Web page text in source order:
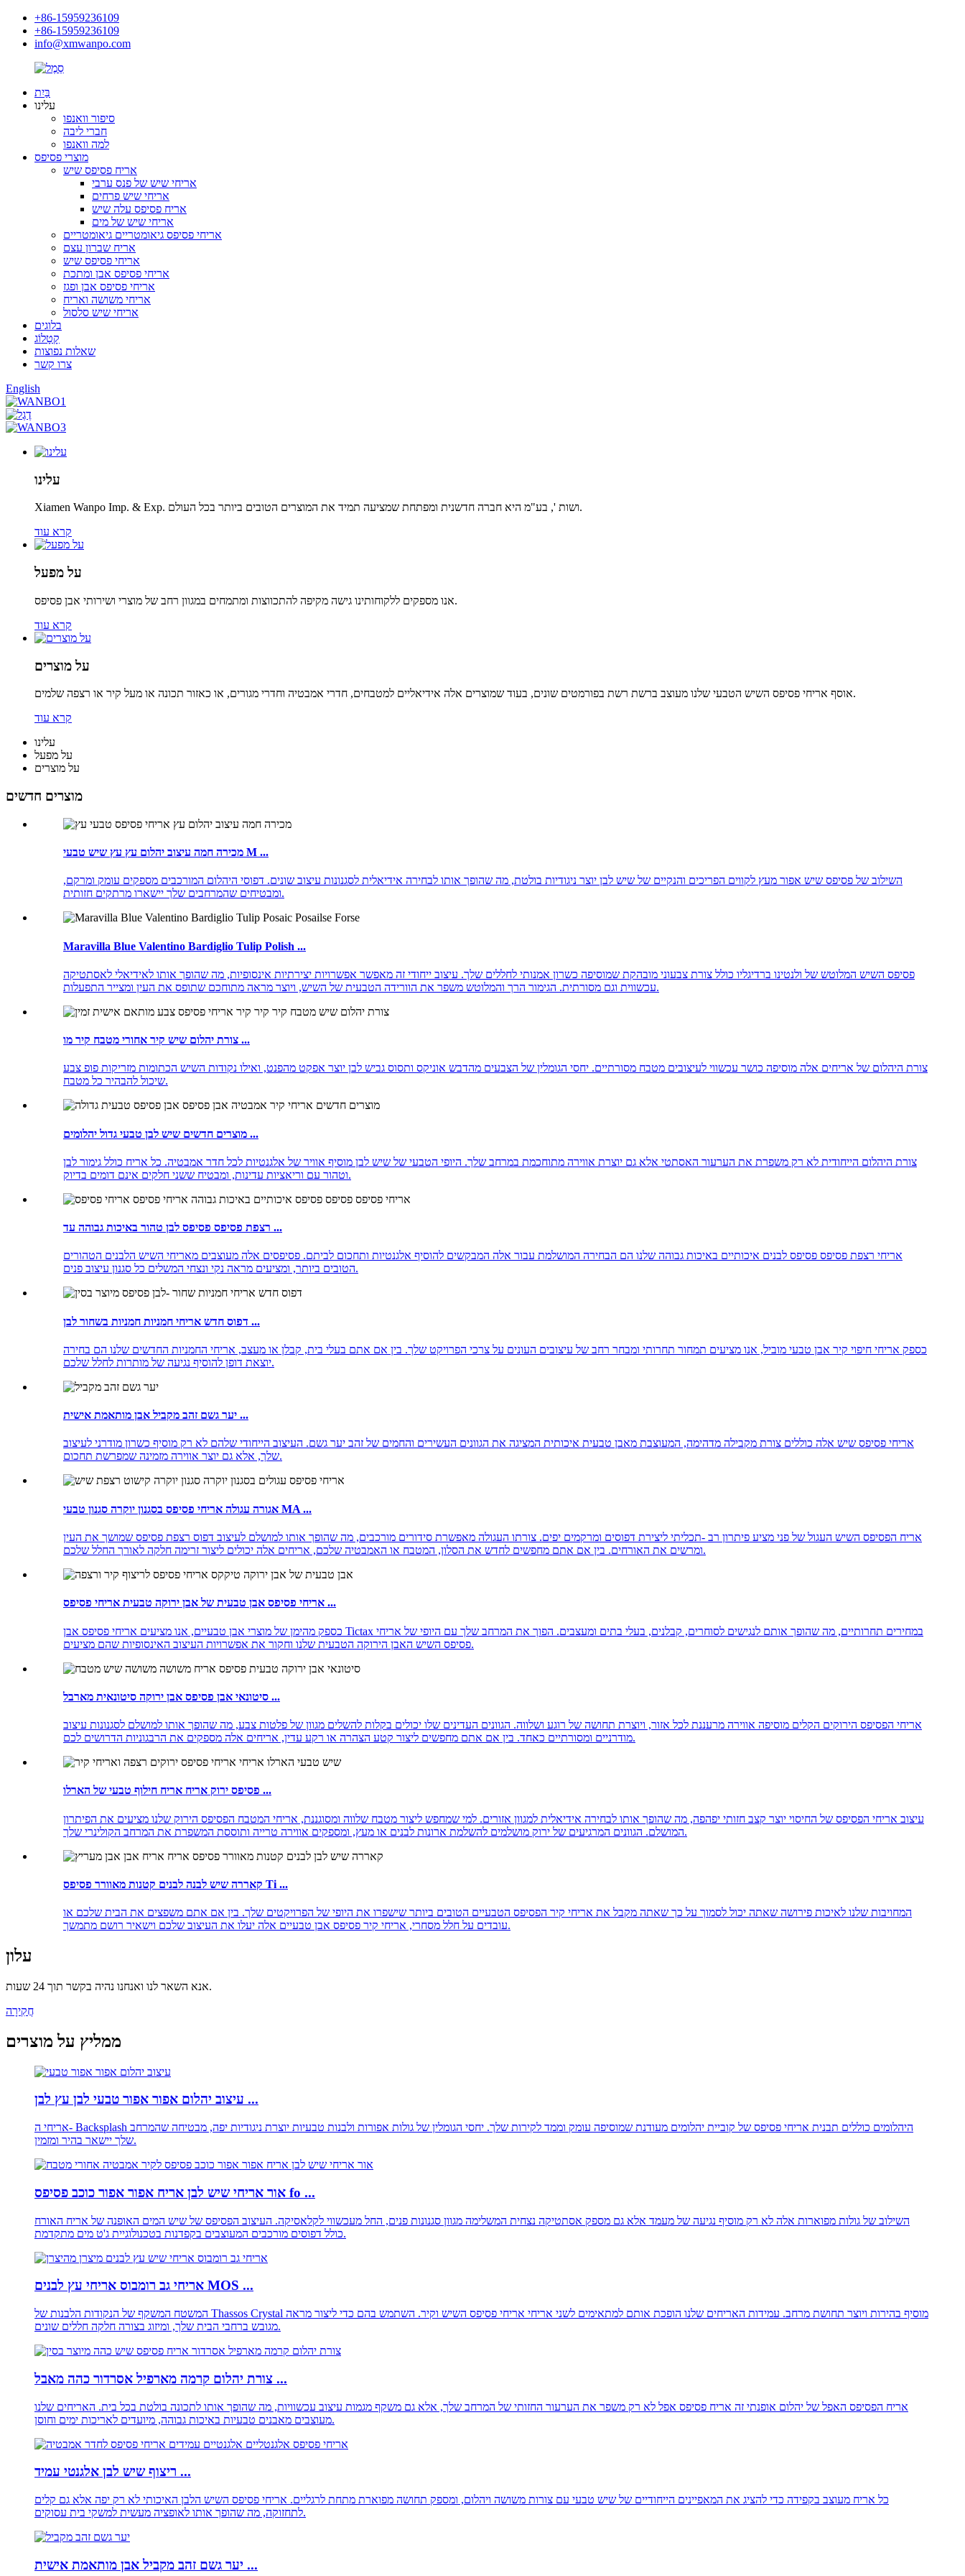
+86-15959236109
+86-15959236109
info@xmwanpo.com
בַּיִת
עלינו
סיפור וואנפו
חברי ליבה
למה וואנפו
מוצרי פסיפס
אריח פסיפס שיש
אריחי שיש של פנס ערבי
אריחי שיש פרחים
אריח פסיפס עלה שיש
אריחי שיש של מים
אריחי פסיפס גיאומטריים גיאומטריים
אריח שברון עצם
אריחי פסיפס שיש
אריחי פסיפס אבן ומתכת
אריחי פסיפס אבן ופגז
אריחי משושה ואריח
אריחי שיש סלסול
בלוגים
קָטָלוֹג
שאלות נפוצות
צרו קשר
English
עלינו
Xiamen Wanpo Imp. & Exp. ושות ', בע"מ היא חברה חדשנית ומפתחת שמציעה תמיד את המוצרים הטובים ביותר בכל העולם.
קרא עוד
על מפעל
אנו מספקים ללקוחותינו גישה מקיפה להתכווצות ומתמחים במגוון רחב של מוצרי ושירותי אבן פסיפס.
קרא עוד
על מוצרים
אוסף אריחי פסיפס השיש הטבעי שלנו מעוצב ברשת רשת בפורמטים שונים, בעוד שמוצרים אלה אידיאליים למטבחים, חדרי אמבטיה וחדרי מגורים, או כאזור תכונה או מעל קיר או רצפה שלמים.
קרא עוד
עלינו
על מפעל
על מוצרים
מוצרים חדשים
מכירה חמה עיצוב יהלום עץ עץ שיש טבעי M ...
השילוב של פסיפס שיש אפור מעץ לקווים הפריכים והנקיים של שיש לבן יוצר ניגודיות בולטת, מה שהופך אותו לבחירה אידיאלית לסגנונות עיצוב שונים. דפוסי היהלום המורכבים מספקים עומק ומרקם,
ומבטיחים שהמרחבים שלך יישארו מרתקים חזותית.
Maravilla Blue Valentino Bardiglio Tulip Polish ...
פסיפס השיש המלוטש של ולנטינו ברדיגליו כולל צורת צבעוני מובהקת שמוסיפה כשרון אמנותי לחללים שלך. עיצוב ייחודי זה מאפשר אפשרויות יצירתיות אינסופיות, מה שהופך אותו לאידיאלי לאסתטיקה
עכשווית וגם מסורתית. הגימור הרך והמלוטש משפר את הוורידה הטבעית של השיש, ויוצר מראה מתוחכם שתופס את העין ומצייר התפעלות.
צורת יהלום שיש קיר אחורי מטבח קיר מו ...
צורת היהלום של אריחים אלה מוסיפה כושר עכשווי לעיצובים מטבח מסורתיים. יחסי הגומלין של הצבעים מהדבש אוניקס ותסוס גביש לבן יוצר אפקט מהפנט, ואילו נקודות השיש הכתומות מזריקות פופ צבע
שיכול להבהיר כל מטבח.
מוצרים חדשים שיש לבן טבעי גדול יהלומים ...
צורת היהלום הייחודית לא רק משפרת את הערעור האסתטי אלא גם יוצרת אווירה מתוחכמת במרחב שלך. היופי הטבעי של שיש לבן מוסיף אוויר של אלגנטיות לכל חדר אמבטיה. כל אריח כולל גימור לבן
וטהור עם וריאציות עדינות, ומבטיח ששני חלקים אינם דומים בדיוק.
רצפת פסיפס פסיפס לבן טהור באיכות גבוהה עד ...
אריחי רצפת פסיפס פסיפס לבנים איכותיים באיכות גבוהה שלנו הם הבחירה המושלמת עבור אלה המבקשים להוסיף אלגנטיות ותחכום לביתם. פסיפסים אלה מעוצבים מאריחי השיש הלבנים הטהורים
הטובים ביותר, ומציעים מראה נקי ונצחי המשלים כל סגנון עיצוב פנים.
דפוס חדש אריחי חמניות חמניות בשחור לבן ...
כספק אריחי חיפוי קיר אבן טבעי מוביל, אנו מציעים תמחור תחרותי ומבחר רחב של עיצובים העונים על צרכי הפרויקט שלך. בין אם אתם בעלי בית, קבלן או מעצב, אריחי החמניות החדשים שלנו הם בחירה
יוצאת דופן להוסיף נגיעה של מותרות לחלל שלכם.
יער גשם זהב מקביל אבן מותאמת אישית ...
אריחי פסיפס שיש אלה כוללים צורת מקבילה מדהימה, המעוצבת מאבן טבעית איכותית המציגה את הגוונים העשירים והחמים של זהב יער גשם. העיצוב הייחודי שלהם לא רק מוסיף כשרון מודרני לעיצוב
שלך, אלא גם יוצר אווירה מזמינה שמפרשת תחכום.
אגורה עגולה אריחי פסיפס בסגנון יוקרה סגנון טבעי MA ...
אריח הפסיפס השיש העגול של פני מציע פיתרון רב -תכליתי ליצירת דפוסים ומרקמים יפים. צורתו העגולה מאפשרת סידורים מורכבים, מה שהופך אותו למושלם לעיצוב דפוס רצפת פסיפס שמושך את העין
ומרשים את האורחים. בין אם אתם מחפשים לחדש את הסלון, המטבח או האמבטיה שלכם, אריחים אלה יכולים ליצור זרימה חלקה לאורך החלל שלכם.
אריחי פסיפס אבן טבעית של אבן ירוקה טבעית אריחי פסיפס ...
כספק מהימן של מוצרי אבן טבעיים, אנו מציעים אריחי פסיפס אבן Tictax במחירים תחרותיים, מה שהופך אותם לנגישים לסוחרים, קבלנים, בעלי בתים ומעצבים. הפוך את המרחב שלך עם היופי של אריחי
פסיפס השיש האבן הירוקה הטבעית שלנו וחקור את אפשרויות העיצוב האינסופיות שהם מציעים.
סיטונאי אבן פסיפס אבן ירוקה סיטונאית מארבל ...
אריחי הפסיפס הירוקים הקלים מוסיפה אווירה מרעננת לכל אזור, ויוצרת תחושה של רוגע ושלווה. הגוונים העדינים שלו יכולים בקלות להשלים מגוון של פלטות צבע, מה שהופך אותו למושלם לסגנונות עיצוב
מודרניים ומסורתיים כאחד. בין אם אתם מחפשים ליצור קטע הצהרה או רקע עדין, אריחים אלה מספקים את הרבגוניות הדרושים לכם.
פסיפס ירוק אריח אריח חילוף טבעי של הארלו ...
עיצוב אריחי הפסיפס של החיסוי יוצר קצב חזותי יפהפה, מה שהופך אותו לבחירה אידיאלית למגוון אזורים. למי שמחפש ליצור מטבח שלווה ומסוגננת, אריחי המטבח הפסיפס הירוק שלנו מציעים את הפיתרון
המושלם. הגוונים המרגיעים של ירוק מושלמים להשלמת ארונות לבנים או מעץ, ומספקים אווירה טרייה ותוססת המשפרת את המרחב הקולינרי שלך.
קאררה שיש לבנה לבנים קטנות מאוורר פסיפס Ti ...
המחויבות שלנו לאיכות פירושה שאתה יכול לסמוך על כך שאתה מקבל את אריחי קיר הפסיפס הטבעיים הטובים ביותר שישפרו את היופי של הפרויקטים שלך. בין אם אתם משפצים את הבית שלכם או
עובדים על חלל מסחרי, אריחי קיר פסיפס אבן טבעיים אלה יעלו את העיצוב שלכם וישאיר רושם מתמשך.
עלון
אנא השאר לנו ואנחנו נהיה בקשר תוך 24 שעות.
חֲקִירָה
ממליץ על מוצרים
עיצוב יהלום אפור אפור טבעי לבן עץ לבן ...
אריחי ה- Backsplash היהלומים כוללים תבנית אריחי פסיפס של קוביית יהלומים מעודנת שמוסיפה עומק וממד לקירות שלך. יחסי הגומלין של גולות אפורות ולבנות טבעיות יוצרת ניגודיות יפה, מבטיחה שהמרחב
שלך יישאר בהיר ומזמין.
אור אריחי שיש לבן אריח אפור אפור כוכב פסיפס fo ...
השילוב של גולות מפוארות אלה לא רק מוסיף נגיעה של מעמד אלא גם מספק אסתטיקה נצחית המשלימה מגוון סגנונות פנים, החל מעכשווי לקלאסיקה. העיצוב הפסיפס של שיש המים האופנה של אריח האורח
כולל דפוסים מורכבים המעוצבים בקפדנות בטכנולוגיית ג'ט מים מתקדמת.
אריחי גב רומבוס אריחי עץ לבנים MOS ...
המשטח המשקף של הנקודות הלבנות של Thassos Crystal מוסיף בהירות ויוצר תחושת מרחב. עמידות האריחים שלנו הופכת אותם למתאימים לשני אריחי אריחי פסיפס השיש וקיר. השתמש בהם כדי ליצור מראה
מגובש ברחבי הבית שלך, ומיזוג בצורה חלקה חללים שונים.
צורת יהלום קרמה מארפיל אסרדור כהה מאבל ...
אריח הפסיפס האפל של יהלום אופנתי זה אריח פסיפס אפל לא רק משפר את הערעור החזותי של המרחב שלך, אלא גם משקף מגמות עיצוב עכשוויות, מה שהופך אותו לתכונה בולטת בכל בית. האריחים שלנו
מעוצבים מאבנים טבעיות באיכות גבוהה, מיועדים לאריכות ימים וחוסן.
ריצוף שיש לבן אלגנטי עמיד ...
כל אריח מעוצב בקפידה כדי להציג את המאפיינים הייחודיים של שיש טבעי עם צורות משושה ויהלום, ומספק תחושה מפוארת מתחת לרגליים. אריחי פסיפס השיש הלבן האיכותי לא רק יפה אלא גם קלים
לתחזוקה, מה שהופך אותו לאופציה מעשית למשקי בית עסוקים.
יער גשם זהב מקביל אבן מותאמת אישית ...